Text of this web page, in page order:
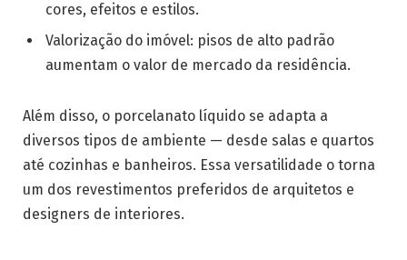
cores, efeitos e estilos.
Valorização do imóvel: pisos de alto padrão
aumentam o valor de mercado da residência.
Além disso, o porcelanato líquido se adapta a
diversos tipos de ambiente — desde salas e quartos
até cozinhas e banheiros. Essa versatilidade o torna
um dos revestimentos preferidos de arquitetos e
designers de interiores.